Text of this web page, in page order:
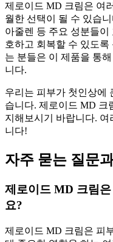
제로이드 MD 크림은 여
월한 선택이 될 수 있습
아줄렌 등 주요 성분들이
호하고 회복할 수 있도록
는 분들은 이 제품을 통
니다.
우리는 피부가 첫인상에
습니다. 제로이드 MD 크
지해보시기 바랍니다.
니다!
자주 묻는 질문
제로이드 MD 크림
요?
제로이드 MD 크림은 피